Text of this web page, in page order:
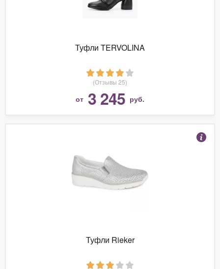
Туфли TERVOLINA
(Отзывы 25)
от 3 245 руб.
Туфли Rieker